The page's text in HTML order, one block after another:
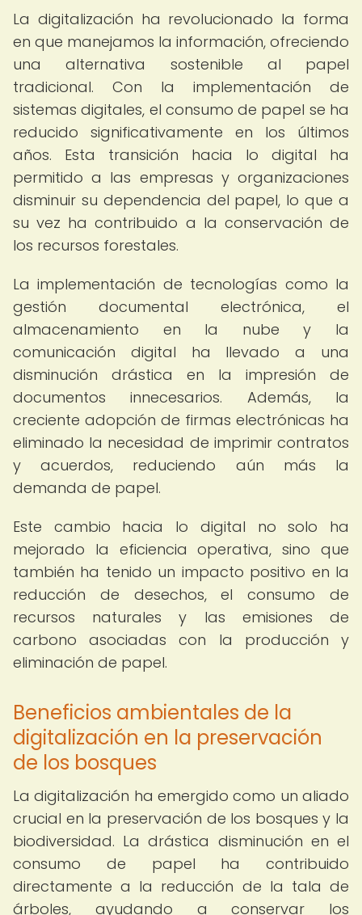
La digitalización ha revolucionado la forma
en que manejamos la información, ofreciendo
una alternativa sostenible al papel
tradicional. Con la implementación de
sistemas digitales, el consumo de papel se ha
reducido significativamente en los últimos
años. Esta transición hacia lo digital ha
permitido a las empresas y organizaciones
disminuir su dependencia del papel, lo que a
su vez ha contribuido a la conservación de
los recursos forestales.
La implementación de tecnologías como la
gestión documental electrónica, el
almacenamiento en la nube y la
comunicación digital ha llevado a una
disminución drástica en la impresión de
documentos innecesarios. Además, la
creciente adopción de firmas electrónicas ha
eliminado la necesidad de imprimir contratos
y acuerdos, reduciendo aún más la
demanda de papel.
Este cambio hacia lo digital no solo ha
mejorado la eficiencia operativa, sino que
también ha tenido un impacto positivo en la
reducción de desechos, el consumo de
recursos naturales y las emisiones de
carbono asociadas con la producción y
eliminación de papel.
Beneficios ambientales de la
digitalización en la preservación
de los bosques
La digitalización ha emergido como un aliado
crucial en la preservación de los bosques y la
biodiversidad. La drástica disminución en el
consumo de papel ha contribuido
directamente a la reducción de la tala de
árboles, ayudando a conservar los